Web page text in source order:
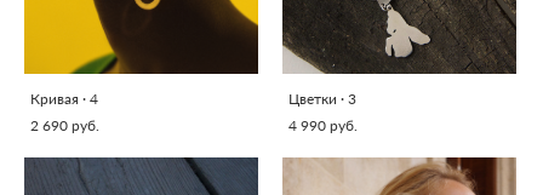
Кривая · 4
2 690 pуб.
Цветки · 3
4 990 pуб.